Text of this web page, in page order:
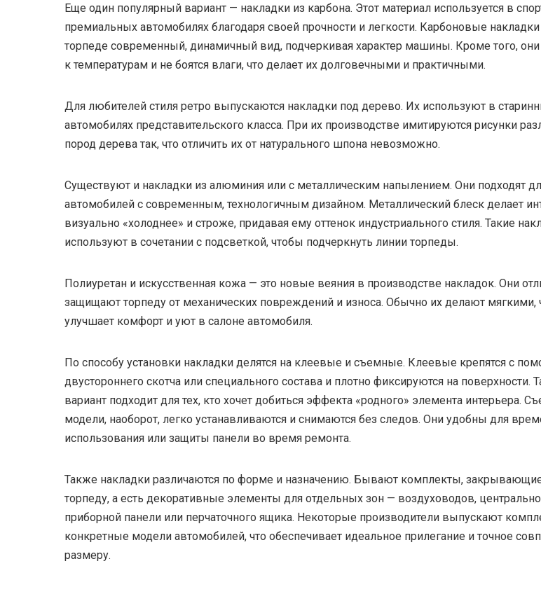
Еще один популярный вариант — накладки из карбона. Этот материал используется в
премиальных автомобилях благодаря своей прочности и легкости. Карбоновые
торпеде современный, динамичный вид, подчеркивая характер машины. Кроме того,
к температурам и не боятся влаги, что делает их долговечными и практичными.
Для любителей стиля ретро выпускаются накладки под дерево. Их используют в
автомобилях представительского класса. При их производстве имитируются рисунки
пород дерева так, что отличить их от натурального шпона невозможно.
Существуют и накладки из алюминия или с металлическим напылением. Они подходят
автомобилей с современным, технологичным дизайном. Металлический блеск делает
визуально «холоднее» и строже, придавая ему оттенок индустриального стиля. Такие
используют в сочетании с подсветкой, чтобы подчеркнуть линии торпеды.
Полиуретан и искусственная кожа — это новые веяния в производстве накладок. Они
защищают торпеду от механических повреждений и износа. Обычно их делают мягкими,
улучшает комфорт и уют в салоне автомобиля.
По способу установки накладки делятся на клеевые и съемные. Клеевые крепятся с
двустороннего скотча или специального состава и плотно фиксируются на поверхности.
вариант подходит для тех, кто хочет добиться эффекта «родного» элемента интерьера.
модели, наоборот, легко устанавливаются и снимаются без следов. Они удобны для
использования или защиты панели во время ремонта.
Также накладки различаются по форме и назначению. Бывают комплекты,
торпеду, а есть декоративные элементы для отдельных зон — воздуховодов,
приборной панели или перчаточного ящика. Некоторые производители выпускают
конкретные модели автомобилей, что обеспечивает идеальное прилегание и точное
размеру.